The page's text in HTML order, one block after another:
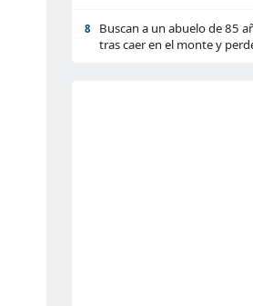
8
Buscan a un abuelo de 85
tras caer en el monte y